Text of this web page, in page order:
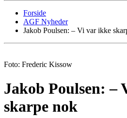
Forside
AGF Nyheder
Jakob Poulsen: – Vi var ikke
Foto: Frederic Kissow
Jakob Poulsen: –
skarpe nok